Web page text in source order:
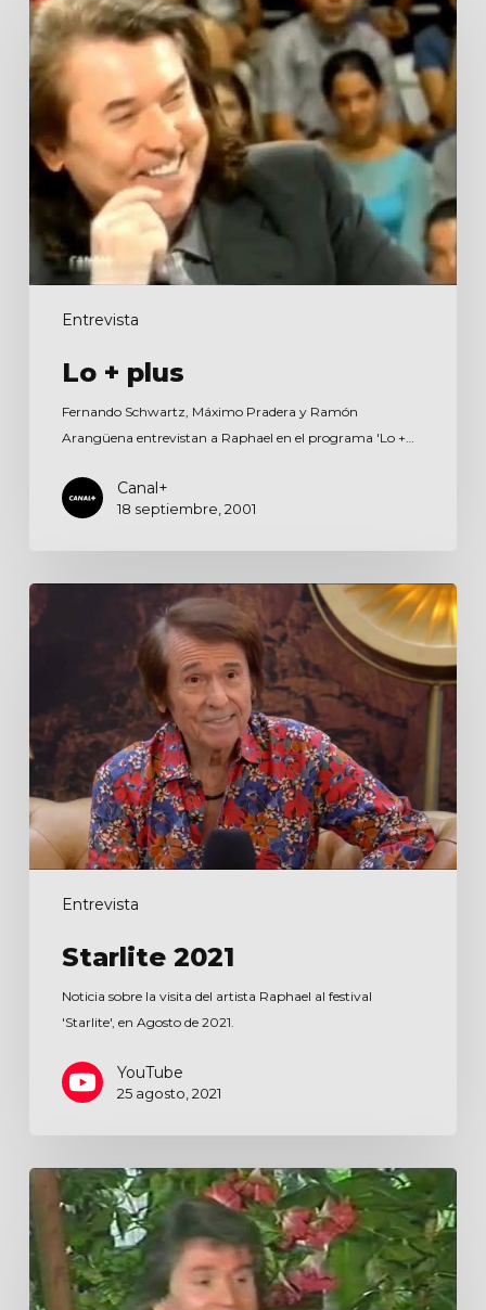
Entrevista
plus
Lo + plus
Fernando Schwartz, Máximo Pradera y Ramón
Arangüena entrevistan a Raphael en el programa 'Lo +…
Canal+
18 septiembre, 2001
Entrevista
Starlite
2021
Starlite 2021
Noticia sobre la visita del artista Raphael al festival
'Starlite', en Agosto de 2021.
YouTube
25 agosto, 2021
Rim
Bom
Video